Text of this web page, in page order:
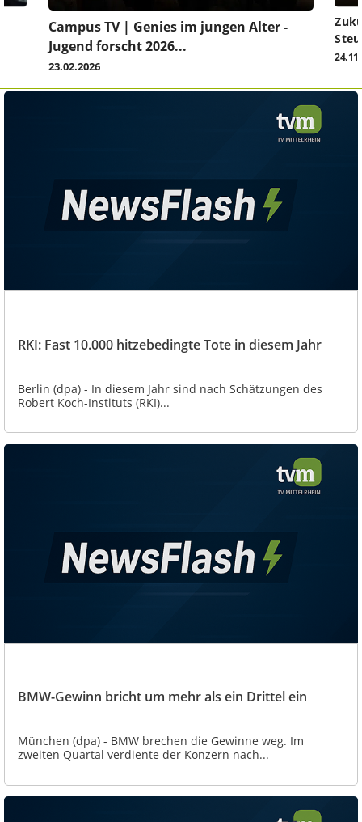
Campus TV | Genies im jungen Alter -
Jugend forscht 2026...
23.02.2026
RKI: Fast 10.000 hitzebedingte Tote in diesem Jahr
Berlin (dpa) - In diesem Jahr sind nach Schätzungen des
Robert Koch-Instituts (RKI)...
BMW-Gewinn bricht um mehr als ein Drittel ein
München (dpa) - BMW brechen die Gewinne weg. Im
zweiten Quartal verdiente der Konzern nach...